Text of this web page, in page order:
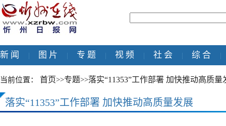
新 闻 图 片 专 题 视 频 社 会 综 合
当前位置： 首页>>专题>>落实“11353”工作部署 加快推动高质量
落实“11353”工作部署 加快推动高质量发展